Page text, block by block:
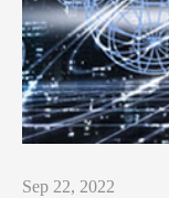
Sep 22, 2022